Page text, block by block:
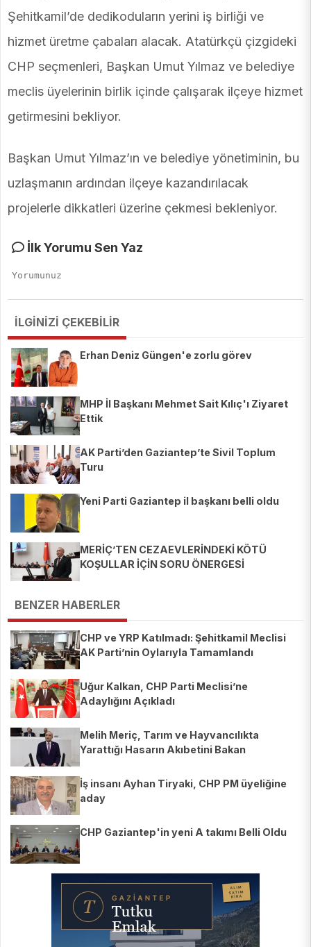
Şehitkamil’de dedikoduların yerini iş birliği ve
hizmet üretme çabaları alacak. Atatürkçü çizgideki
CHP seçmenleri, Başkan Umut Yılmaz ve belediye
meclis üyelerinin birlik içinde çalışarak ilçeye hizmet
getirmesini bekliyor.
Başkan Umut Yılmaz’ın ve belediye yönetiminin, bu
uzlaşmanın ardından ilçeye kazandırılacak
projelerle dikkatleri üzerine çekmesi bekleniyor.
İlk Yorumu Sen Yaz
İLGİNİZİ ÇEKEBİLİR
Erhan Deniz Güngen'e zorlu görev
MHP İl Başkanı Mehmet Sait Kılıç'ı Ziyaret
Ettik
AK Parti’den Gaziantep’te Sivil Toplum
Turu
Yeni Parti Gaziantep il başkanı belli oldu
MERİÇ’TEN CEZAEVLERİNDEKİ KÖTÜ
KOŞULLAR İÇİN SORU ÖNERGESİ
BENZER HABERLER
CHP ve YRP Katılmadı: Şehitkamil Meclisi
AK Parti’nin Oylarıyla Tamamlandı
Uğur Kalkan, CHP Parti Meclisi’ne
Adaylığını Açıkladı
Melih Meriç, Tarım ve Hayvancılıkta
Yarattığı Hasarın Akıbetini Bakan
İş insanı Ayhan Tiryaki, CHP PM üyeliğine
aday
CHP Gaziantep'in yeni A takımı Belli Oldu